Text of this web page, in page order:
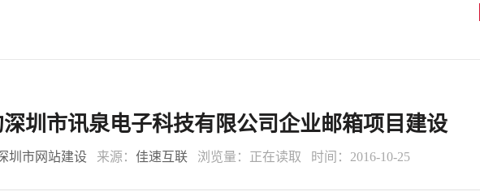
圳市讯泉电子科技有限公司企业邮箱项目建设
圳市网站建设 来源： 佳速互联 浏览量： 正在读取 时间：2016-10-25